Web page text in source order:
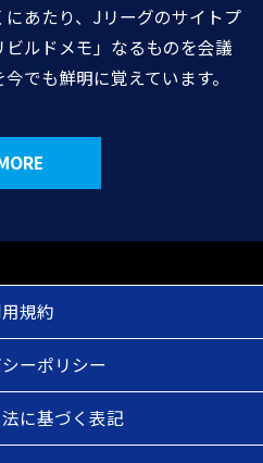
あたり、Jリーグのサイトプ
ルドメモ」なるものを会議
でも鮮明に覚えています。
規約
ーポリシー
に基づく表記